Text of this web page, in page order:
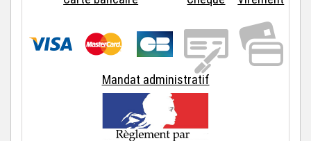
Mandat administratif